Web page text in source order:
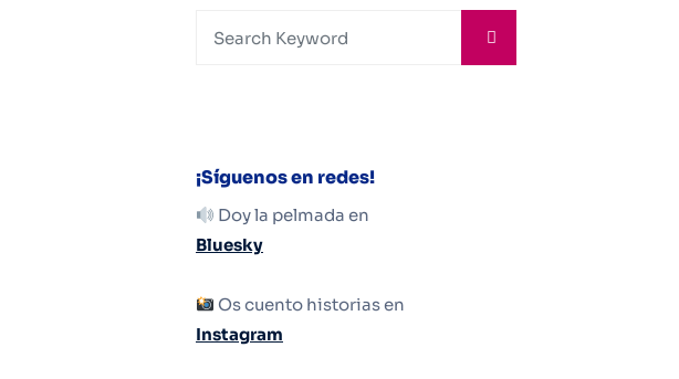
¡Síguenos en redes!
Doy la pelmada en
Bluesky
Os cuento historias en
Instagram